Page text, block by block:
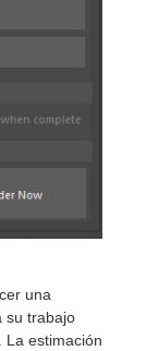
una
su trabajo
La estimación